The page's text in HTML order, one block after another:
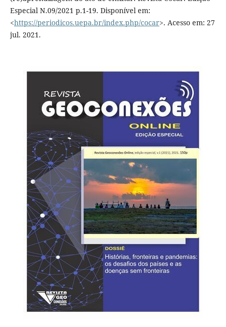
Especial N.09/2021 p.1-19. Disponível em:
<https://periodicos.uepa.br/index.php/cocar>. Acesso em: 27
jul. 2021.